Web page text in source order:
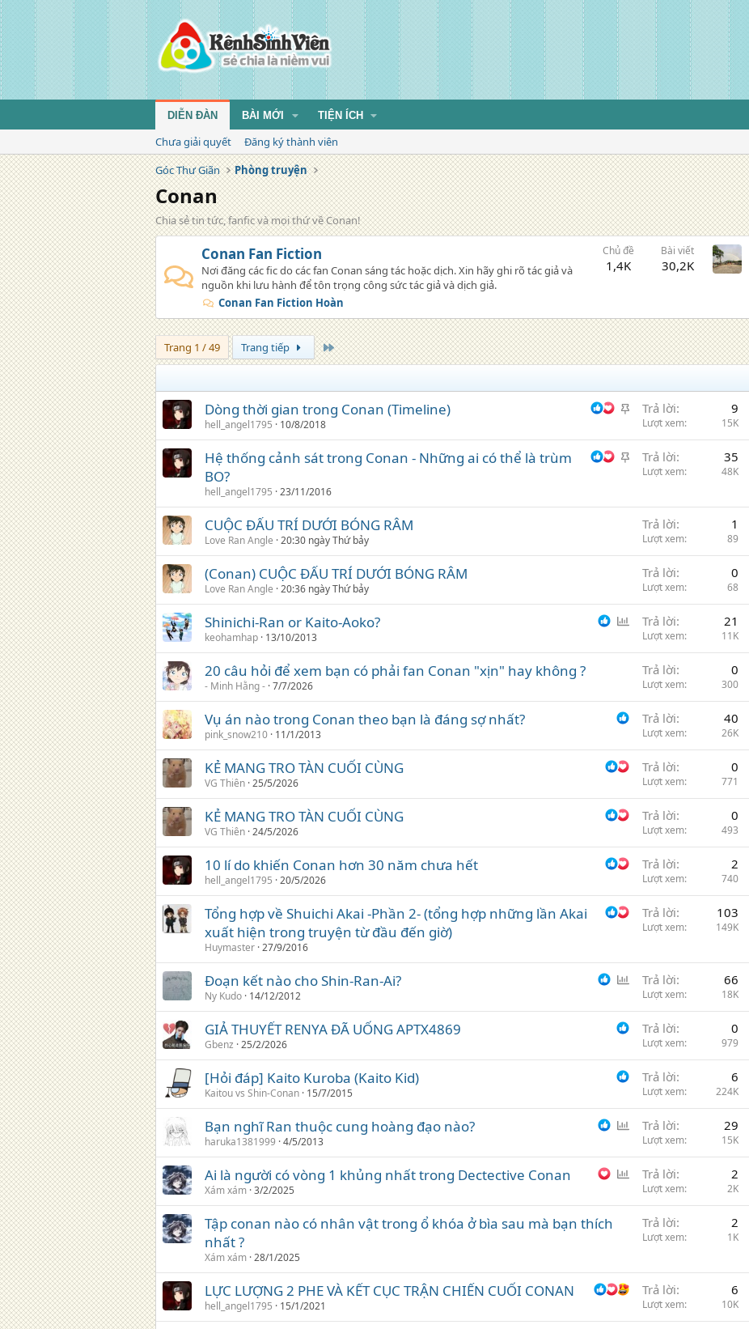
DIỄN ĐÀN BÀI MỚI TIỆN ÍCH
Chưa giải quyết
Đăng ký thành viên
Góc Thư Giãn
Phòng truyện
Conan
Chia sẻ tin tức, fanfic và mọi thứ về Conan!
Conan Fan Fiction
Nơi đăng các fic do các fan Conan sáng tác hoặc dịch. Xin hãy ghi rõ tác giả và
nguồn khi lưu hành để tôn trọng công sức tác giả và dịch giả.
Conan Fan Fiction Hoàn
Chủ đề
1,4K
Bài viết
30,2K
Trang 1 / 49 Trang tiếp Trang cuối
G
i
m
Dòng thời gian trong Conan (Timeline)
hell_angel1795 10/8/2018
Trả lời 9
Lượt xem 15K
G
m
Hệ thống cảnh sát trong Conan - Những ai có thể là trùm
BO?
hell_angel1795 23/11/2016
Trả lời 35
Lượt xem 48K
CUỘC ĐẤU TRÍ DƯỚI BÓNG RÂM
Love Ran Angle 20:30 ngày Thứ bảy
Trả lời 1
Lượt xem 89
(Conan) CUỘC ĐẤU TRÍ DƯỚI BÓNG RÂM
Love Ran Angle 20:36 ngày Thứ bảy
Trả lời 0
Lượt xem 68
n
h
ọ
Shinichi-Ran or Kaito-Aoko?
keohamhap 13/10/2013
Trả lời 21
Lượt xem 11K
20 câu hỏi để xem bạn có phải fan Conan "xịn" hay không ?
- Minh Hằng - 7/7/2026
Trả lời 0
Lượt xem 300
Vụ án nào trong Conan theo bạn là đáng sợ nhất?
pink_snow210 11/1/2013
Trả lời 40
Lượt xem 26K
KẺ MANG TRO TÀN CUỐI CÙNG
VG Thiên 25/5/2026
Trả lời 0
Lượt xem 771
KẺ MANG TRO TÀN CUỐI CÙNG
VG Thiên 24/5/2026
Trả lời 0
Lượt xem 493
10 lí do khiến Conan hơn 30 năm chưa hết
hell_angel1795 20/5/2026
Trả lời 2
Lượt xem 740
Tổng hợp về Shuichi Akai -Phần 2- (tổng hợp những lần Akai
xuất hiện trong truyện từ đầu đến giờ)
Huymaster 27/9/2016
Trả lời 103
Lượt xem 149K
n
h
h
ọ
Đoạn kết nào cho Shin-Ran-Ai?
Ny Kudo 14/12/2012
Trả lời 66
Lượt xem 18K
GIẢ THUYẾT RENYA ĐÃ UỐNG APTX4869
Gbenz 25/2/2026
Trả lời 0
Lượt xem 979
[Hỏi đáp] Kaito Kuroba (Kaito Kid)
Kaitou vs Shin-Conan 15/7/2015
Trả lời 6
Lượt xem 224K
n
h
h
Bạn nghĩ Ran thuộc cung hoàng đạo nào?
haruka1381999 4/5/2013
Trả lời 29
Lượt xem 15K
n
ọ
n
Ai là người có vòng 1 khủng nhất trong Dectective Conan
Xám xám 3/2/2025
Trả lời 2
Lượt xem 2K
Tập conan nào có nhân vật trong ổ khóa ở bìa sau mà bạn thích
nhất ?
Xám xám 28/1/2025
Trả lời 2
Lượt xem 1K
LỰC LƯỢNG 2 PHE VÀ KẾT CỤC TRẬN CHIẾN CUỐI CONAN
hell_angel1795 15/1/2021
Trả lời 6
Lượt xem 10K